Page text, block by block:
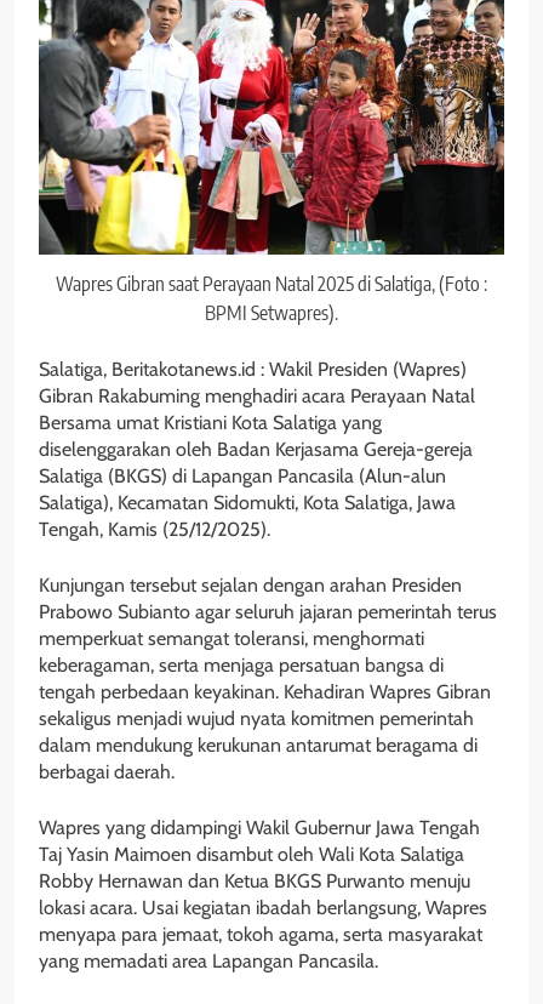
Wapres Gibran saat Perayaan Natal 2025 di Salatiga, (Foto :
BPMI Setwapres).
Salatiga, Beritakotanews.id : Wakil Presiden (Wapres)
Gibran Rakabuming menghadiri acara Perayaan Natal
Bersama umat Kristiani Kota Salatiga yang
diselenggarakan oleh Badan Kerjasama Gereja-gereja
Salatiga (BKGS) di Lapangan Pancasila (Alun-alun
Salatiga), Kecamatan Sidomukti, Kota Salatiga, Jawa
Tengah, Kamis (25/12/2025).
Kunjungan tersebut sejalan dengan arahan Presiden
Prabowo Subianto agar seluruh jajaran pemerintah terus
memperkuat semangat toleransi, menghormati
keberagaman, serta menjaga persatuan bangsa di
tengah perbedaan keyakinan. Kehadiran Wapres Gibran
sekaligus menjadi wujud nyata komitmen pemerintah
dalam mendukung kerukunan antarumat beragama di
berbagai daerah.
Wapres yang didampingi Wakil Gubernur Jawa Tengah
Taj Yasin Maimoen disambut oleh Wali Kota Salatiga
Robby Hernawan dan Ketua BKGS Purwanto menuju
lokasi acara. Usai kegiatan ibadah berlangsung, Wapres
menyapa para jemaat, tokoh agama, serta masyarakat
yang memadati area Lapangan Pancasila.